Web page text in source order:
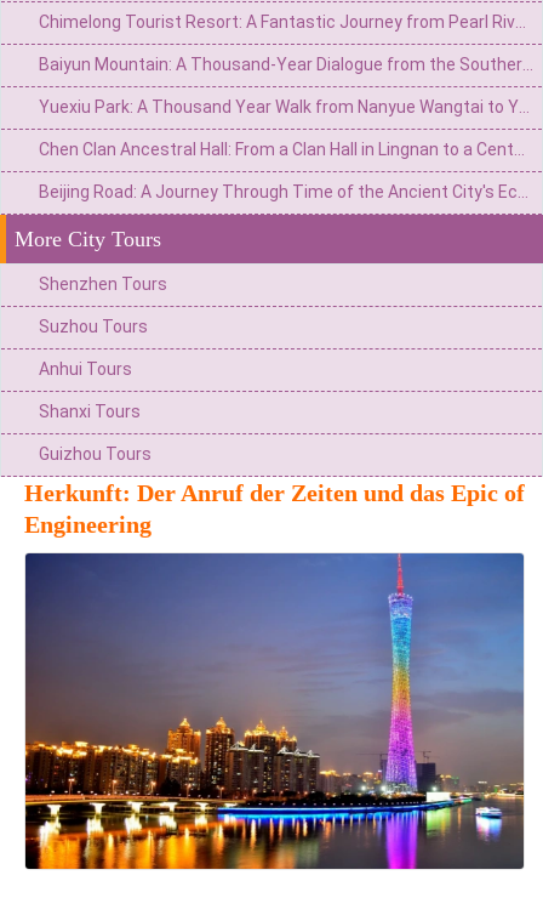
More City Tours
Shenzhen Tours
Suzhou Tours
Anhui Tours
Shanxi Tours
Guizhou Tours
Herkunft: Der Anruf der Zeiten und das Epic of
Engineering